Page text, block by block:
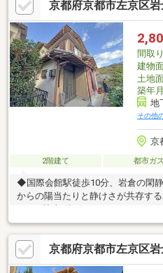
論の事、平日もご内覧頂けます！
タッフが現地をご案内させていた
ご希望に合わせて以下の３コース
際、担当者に内覧希望物件とコー
京都府京都市左京区
間取り
建物
土地
築年月
地
その他
京
2階建て 都市ガス
◆国際会館駅徒歩10分、岩倉の閑
からの陽当たりと静けさが共存す
車1台可。落ち着いた住環境で子育
鉄烏丸線 国際会館駅 徒歩10分■叡
※間取り広々５DK。緑豊かな住宅
ス※南側にお庭あり！陽当良好で開
京都府京都市左京区